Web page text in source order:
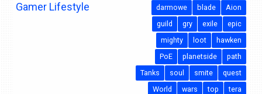
Gamer Lifestyle Aion
blade
darmowe
epic
exile
gry
guild
hawken
loot
mighty
path
planetside
PoE
quest
smite
soul
Tanks
tera
top
wars
World